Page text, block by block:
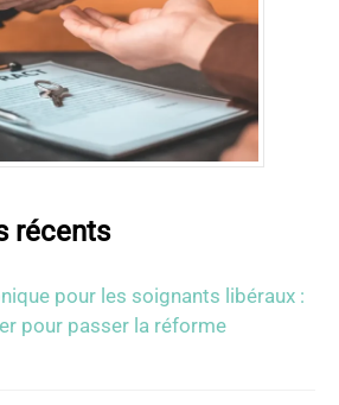
récents
pour les soignants libéraux :
pour passer la réforme